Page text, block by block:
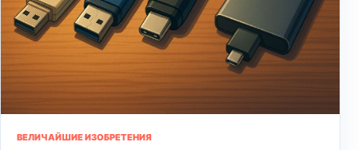
ВЕЛИЧАЙШИЕ ИЗОБРЕТЕНИЯ